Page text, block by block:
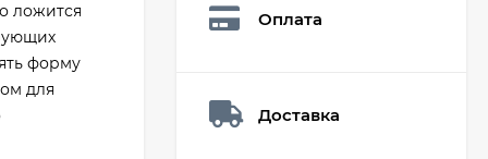
ложится
форму
для
Оплата
Доставка
19₽
Мешочек (5*7см)